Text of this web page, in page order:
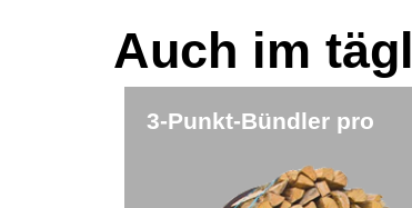
Auch im
SPX 800